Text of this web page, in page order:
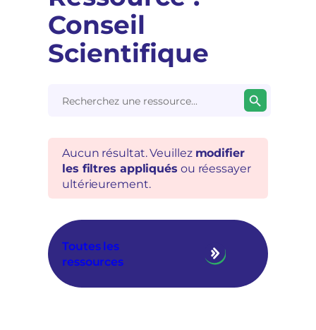
Conseil
Scientifique
for:
Search Button
Aucun résultat. Veuillez modifier
les filtres appliqués ou réessayer
ultérieurement.
Toutes les
ressources